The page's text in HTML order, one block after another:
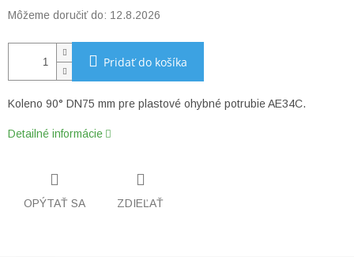
Môžeme doručiť do: 12.8.2026
Pridať do košíka
Koleno 90° DN75 mm pre plastové ohybné potrubie AE34C.
Detailné informácie
OPÝTAŤ SA ZDIEĽAŤ